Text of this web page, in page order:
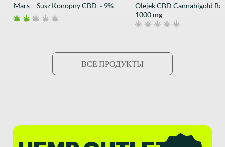
Mars – Susz Konopny CBD ~ 9%
Olejek CBD Cannabigold
1000 mg
ВСЕ ПРОДУКТЫ